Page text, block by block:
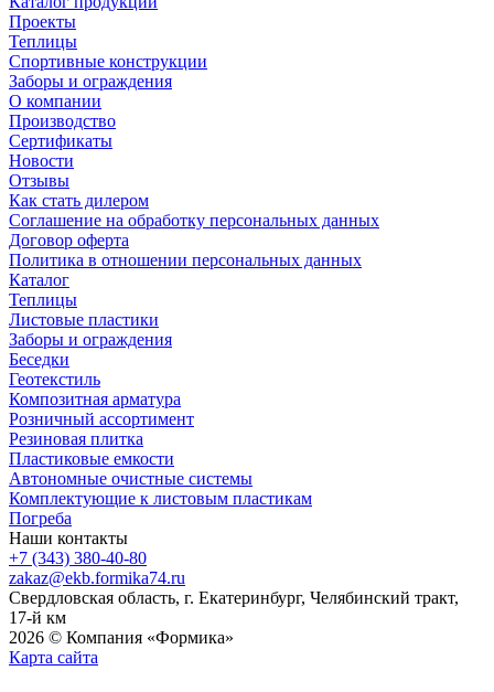
Проекты
Теплицы
Спортивные конструкции
Заборы и ограждения
О компании
Производство
Сертификаты
Новости
Отзывы
Как стать дилером
Соглашение на обработку персональных данных
Договор оферта
Политика в отношении персональных данных
Каталог
Теплицы
Листовые пластики
Заборы и ограждения
Беседки
Геотекстиль
Композитная арматура
Розничный ассортимент
Резиновая плитка
Пластиковые емкости
Автономные очистные системы
Комплектующие к листовым пластикам
Погреба
Наши контакты
+7 (343) 380-40-80
zakaz@ekb.formika74.ru
Свердловская область, г. Екатеринбург, Челябинский тракт,
17-й км
2026 © Компания «Формика»
Карта сайта